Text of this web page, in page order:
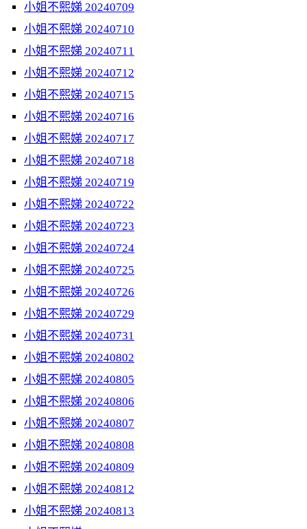
小姐不熙娣 20240709
小姐不熙娣 20240710
小姐不熙娣 20240711
小姐不熙娣 20240712
小姐不熙娣 20240715
小姐不熙娣 20240716
小姐不熙娣 20240717
小姐不熙娣 20240718
小姐不熙娣 20240719
小姐不熙娣 20240722
小姐不熙娣 20240723
小姐不熙娣 20240724
小姐不熙娣 20240725
小姐不熙娣 20240726
小姐不熙娣 20240729
小姐不熙娣 20240731
小姐不熙娣 20240802
小姐不熙娣 20240805
小姐不熙娣 20240806
小姐不熙娣 20240807
小姐不熙娣 20240808
小姐不熙娣 20240809
小姐不熙娣 20240812
小姐不熙娣 20240813